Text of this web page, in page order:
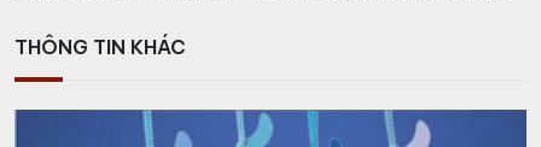
THÔNG TIN KHÁC